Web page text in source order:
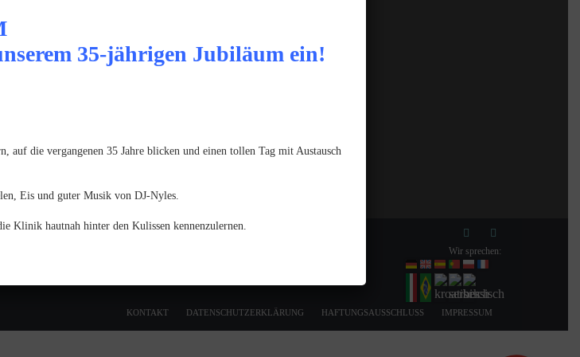
Fachtierarzt für
VTCert Emergency and
Wir sprechen:
KONTAKT DATENSCHUTZERKLÄRUNG HAFTUNGSAUSSCHLUSS IMPRESSUM
35-jährigen Jubiläum ein!
auf die vergangenen 35 Jahre blicken und einen tollen Tag mit Austausch
Eis und guter Musik von DJ-Nyles.
Klinik hautnah hinter den Kulissen kennenzulernen.